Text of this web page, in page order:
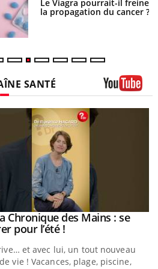
Le Viagra pourrait-il freiner
la propagation du cancer ?
SANTÉ
Chronique des Mains : se
pour l’été !Youtube
et avec lui, un tout nouveau
vie ! Vacances, plage, piscine,